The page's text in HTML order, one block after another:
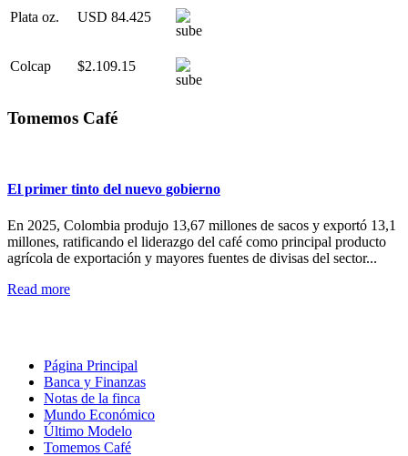
Plata oz. USD 84.425
Colcap $2.109.15
Tomemos Café
El primer tinto del nuevo gobierno
En 2025, Colombia produjo 13,67 millones de sacos y exportó 13,1
millones, ratificando el liderazgo del café como principal producto
agrícola de exportación y mayores fuentes de divisas del sector...
Read more
Página Principal
Banca y Finanzas
Notas de la finca
Mundo Económico
Último Modelo
Tomemos Café